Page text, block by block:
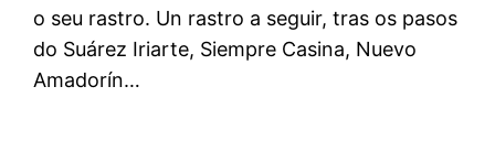
o seu rastro. Un rastro a seguir, tras os pasos
do Suárez Iriarte, Siempre Casina, Nuevo
Amadorín…